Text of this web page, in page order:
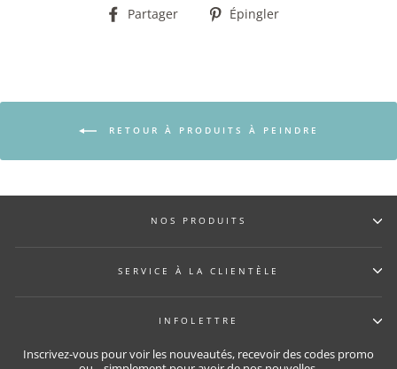
Partager
PartagerÉpingler
RETOUR À PRODUITS À PEINDRE
NOS PRODUITS
SERVICE À LA CLIENTÈLE
INFOLETTRE
Inscrivez-vous pour voir les nouveautés, recevoir des codes promo